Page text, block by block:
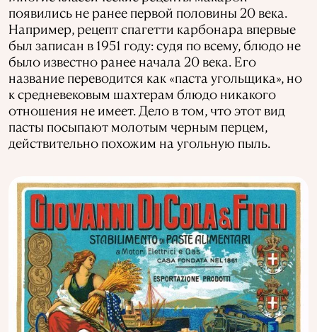
появились не ранее первой половины 20 века.
Например, рецепт спагетти карбонара впервые
был записан в 1951 году: судя по всему, блюдо не
было известно ранее начала 20 века. Его
название переводится как «паста угольщика», но
к средневековым шахтерам блюдо никакого
отношения не имеет. Дело в том, что этот вид
пасты посыпают молотым черным перцем,
действительно похожим на угольную пыль.